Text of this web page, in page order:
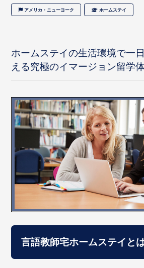
アメリカ・ニューヨーク ホームステイ
ホームステイの生活環境で一
える究極のイマージョン留学
言語教師宅ホームステイと